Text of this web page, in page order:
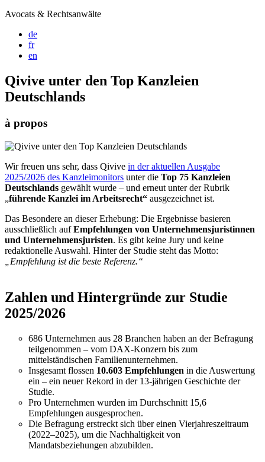
Avocats & Rechtsanwälte
de
fr
en
Qivive unter den Top Kanzleien
Deutschlands
à propos
Wir freuen uns sehr, dass Qivive in der aktuellen Ausgabe
2025/2026 des Kanzleimonitors unter die Top 75 Kanzleien
Deutschlands gewählt wurde – und erneut unter der Rubrik
„führende Kanzlei im Arbeitsrecht“ ausgezeichnet ist.
Das Besondere an dieser Erhebung: Die Ergebnisse basieren
ausschließlich aufEmpfehlungen von Unternehmensjuristinnen
und Unternehmensjuristen. Es gibt keine Jury und keine
redaktionelle Auswahl. Hinter der Studie steht das Motto:
„Empfehlung ist die beste Referenz.“
Zahlen und Hintergründe zur Studie
2025/2026
686 Unternehmen aus 28 Branchen haben an der Befragung
teilgenommen – vom DAX-Konzern bis zum
mittelständischen Familienunternehmen.
Insgesamt flossen 10.603 Empfehlungen in die Auswertung
ein – ein neuer Rekord in der 13-jährigen Geschichte der
Studie.
Pro Unternehmen wurden im Durchschnitt 15,6
Empfehlungen ausgesprochen.
Die Befragung erstreckt sich über einen Vierjahreszeitraum
(2022–2025), um die Nachhaltigkeit von
Mandatsbeziehungen abzubilden.